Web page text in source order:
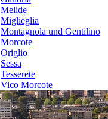
Melide
Miglieglia
Montagnola und Gentilino
Morcote
Origlio
Sessa
Tesserete
Vico Morcote